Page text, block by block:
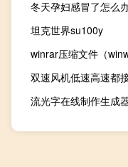
冬天孕妇感冒了怎么
坦克世界su100y
winrar压缩文件（
双速风机低速高速都
流光字在线制作生成